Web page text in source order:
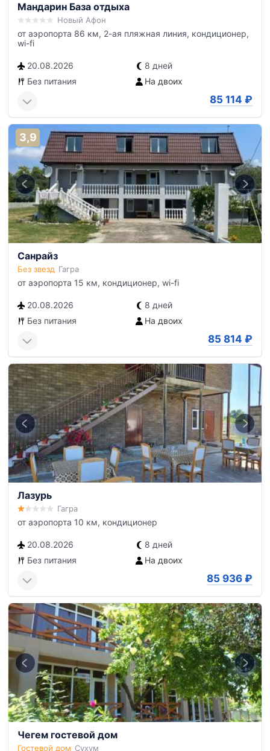
Мандарин База отдыха
Новый Афон
от аэропорта 86 км, 2-ая пляжная линия, кондиционер,
wi-fi
20.08.2026
8 дней
Без питания
На двоих
85 114 ₽
3,9
Санрайз
Без звезд Гагра
от аэропорта 15 км, кондиционер, wi-fi
20.08.2026
8 дней
Без питания
На двоих
85 814 ₽
Лазурь
Гагра
от аэропорта 10 км, кондиционер
20.08.2026
8 дней
Без питания
На двоих
85 936 ₽
Чегем гостевой дом
Гостевой дом Сухум